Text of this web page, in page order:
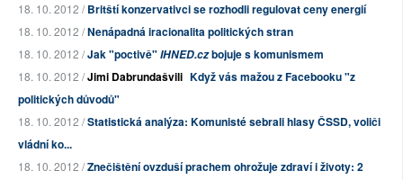
18. 10. 2012 /Britští konzervativci se rozhodli regulovat ceny energií
18. 10. 2012 /Nenápadná iracionalita politických stran
18. 10. 2012 /Jak "poctivě" IHNED.czbojuje s komunismem
18. 10. 2012 /Jimi Dabrundašvili Když vás mažou z Facebooku "z
politických důvodů"
18. 10. 2012 /Statistická analýza: Komunisté sebrali hlasy ČSSD, voliči
vládní ko...
18. 10. 2012 /Znečištění ovzduší prachem ohrožuje zdraví i životy: 2